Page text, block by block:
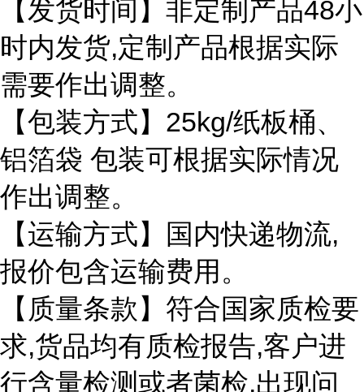
【发货时间】非定制产品48小
时内发货,定制产品根据实际
需要作出调整。
【包装方式】 25kg/纸板桶、
铝箔袋 包装可根据实际情况
作出调整。
【运输方式】国内快递物流,
报价包含运输费用。
【质量条款】符合国家质检要
求,货品均有质检报告,客户进
行含量检测或者菌检,出现问